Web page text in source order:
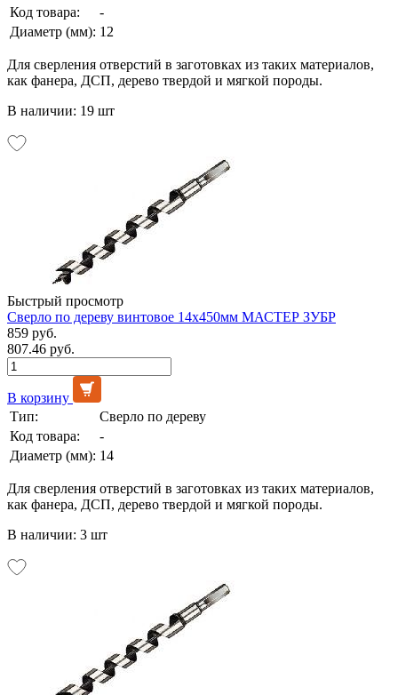
Код товара:
-
Диаметр (мм): 12
Для сверления отверстий в заготовках из таких материалов,
как фанера, ДСП, дерево твердой и мягкой породы.
В наличии: 19 шт
Быстрый просмотр
Сверло по дереву винтовое 14х450мм МАСТЕР ЗУБР
859 руб.
807.46 руб.
В корзину
Тип:
Сверло по дереву
Код товара:
-
Диаметр (мм): 14
Для сверления отверстий в заготовках из таких материалов,
как фанера, ДСП, дерево твердой и мягкой породы.
В наличии: 3 шт